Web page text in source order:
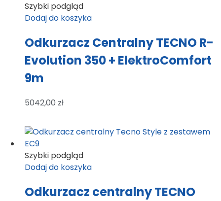
Szybki podgląd
Dodaj do koszyka
Odkurzacz Centralny TECNO R-
Evolution 350 + ElektroComfort
9m
5042,00 zł
Szybki podgląd
Dodaj do koszyka
Odkurzacz centralny TECNO